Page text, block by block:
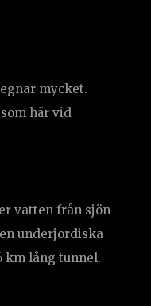
mycket.
här vid
vatten från sjön
underjordiska
km lång tunnel.